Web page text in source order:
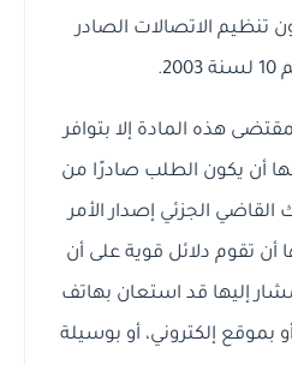
من قانون تنظيم الاتصالات الصادر
هذه المادة إلا بتوافر
أن يكون الطلب صادرًا من
القاضي الجزئي إصدار الأمر
أن تقوم دلائل قوية على أن
إليها قد استعان بهاتف
بموقع إلكتروني، أو بوسيلة